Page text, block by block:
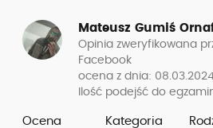
Mateusz Gumiś
Opinia zweryfikowana
Facebook
ocena z dnia:
Ilość podejść do
Ocena
Kategoria